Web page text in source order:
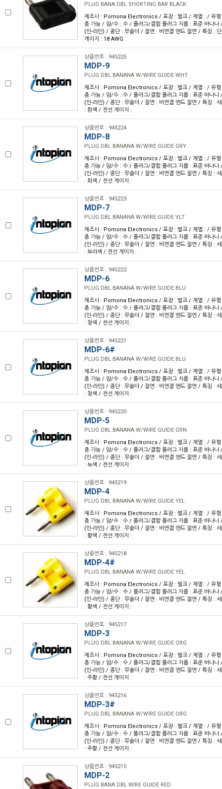
PLUG BANA DBL SHORTING BAR BLACK
제조사 : Pomona Electronics / 포장 : 벌크 / 계열 : / 유형
층 가능 / 암/수 : 수 / 플러그/결합 플러그 지름 : 표준 바나나
(인-라인) / 종단 : 무솔더 / 절연 : 비연결 엔드 절연 / 특징 :
게이지 : 18 AWG
상품번호 : 945225
MDP-9
PLUG DBL BANANA W/WIRE GUIDE WHT
제조사 : Pomona Electronics / 포장 : 벌크 / 계열 : / 유형
층 가능 / 암/수 : 수 / 플러그/결합 플러그 지름 : 표준 바나나
(인-라인) / 종단 : 무솔더 / 절연 : 비연결 엔드 절연 / 특징 :
: 흰색 / 전선 게이지 :
상품번호 : 945224
MDP-8
PLUG DBL BANANA W/WIRE GUIDE GRY
제조사 : Pomona Electronics / 포장 : 벌크 / 계열 : / 유형
층 가능 / 암/수 : 수 / 플러그/결합 플러그 지름 : 표준 바나나
(인-라인) / 종단 : 무솔더 / 절연 : 비연결 엔드 절연 / 특징 :
: 회색 / 전선 게이지 :
상품번호 : 945223
MDP-7
PLUG DBL BANANA W/WIRE GUIDE VLT
제조사 : Pomona Electronics / 포장 : 벌크 / 계열 : / 유형
층 가능 / 암/수 : 수 / 플러그/결합 플러그 지름 : 표준 바나나
(인-라인) / 종단 : 무솔더 / 절연 : 비연결 엔드 절연 / 특징 :
: 보라색 / 전선 게이지 :
상품번호 : 945222
MDP-6
PLUG DBL BANANA W/WIRE GUIDE BLU
제조사 : Pomona Electronics / 포장 : 벌크 / 계열 : / 유형
층 가능 / 암/수 : 수 / 플러그/결합 플러그 지름 : 표준 바나나
(인-라인) / 종단 : 무솔더 / 절연 : 비연결 엔드 절연 / 특징 :
: 청색 / 전선 게이지 :
상품번호 : 945221
MDP-6#
PLUG DBL BANANA W/WIRE GUIDE BLU
제조사 : Pomona Electronics / 포장 : 벌크 / 계열 : / 유형
층 가능 / 암/수 : 수 / 플러그/결합 플러그 지름 : 표준 바나나
(인-라인) / 종단 : 무솔더 / 절연 : 비연결 엔드 절연 / 특징 :
: 청색 / 전선 게이지 :
상품번호 : 945220
MDP-5
PLUG DBL BANANA W/WIRE GUIDE GRN
제조사 : Pomona Electronics / 포장 : 벌크 / 계열 : / 유형
층 가능 / 암/수 : 수 / 플러그/결합 플러그 지름 : 표준 바나나
(인-라인) / 종단 : 무솔더 / 절연 : 비연결 엔드 절연 / 특징 :
: 녹색 / 전선 게이지 :
상품번호 : 945219
MDP-4
PLUG DBL BANANA W/WIRE GUIDE YEL
제조사 : Pomona Electronics / 포장 : 벌크 / 계열 : / 유형
층 가능 / 암/수 : 수 / 플러그/결합 플러그 지름 : 표준 바나나
(인-라인) / 종단 : 무솔더 / 절연 : 비연결 엔드 절연 / 특징 :
: 황색 / 전선 게이지 :
상품번호 : 945218
MDP-4#
PLUG DBL BANANA W/WIRE GUIDE YEL
제조사 : Pomona Electronics / 포장 : 벌크 / 계열 : / 유형
층 가능 / 암/수 : 수 / 플러그/결합 플러그 지름 : 표준 바나나
(인-라인) / 종단 : 무솔더 / 절연 : 비연결 엔드 절연 / 특징 :
: 황색 / 전선 게이지 :
상품번호 : 945217
MDP-3
PLUG DBL BANANA W/WIRE GUIDE ORG
제조사 : Pomona Electronics / 포장 : 벌크 / 계열 : / 유형
층 가능 / 암/수 : 수 / 플러그/결합 플러그 지름 : 표준 바나나
(인-라인) / 종단 : 무솔더 / 절연 : 비연결 엔드 절연 / 특징 :
: 주황 / 전선 게이지 :
상품번호 : 945216
MDP-3#
PLUG DBL BANANA W/WIRE GUIDE ORG
제조사 : Pomona Electronics / 포장 : 벌크 / 계열 : / 유형
층 가능 / 암/수 : 수 / 플러그/결합 플러그 지름 : 표준 바나나
(인-라인) / 종단 : 무솔더 / 절연 : 비연결 엔드 절연 / 특징 :
: 주황 / 전선 게이지 :
상품번호 : 945215
MDP-2
PLUG BANA DBL WIRE GUIDE RED